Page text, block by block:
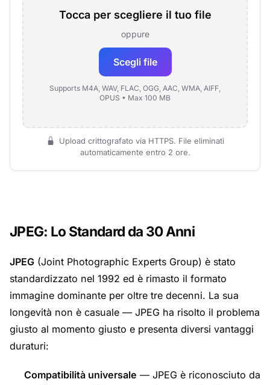
Tocca per scegliere il tuo file
oppure
Scegli file
Supports M4A, WAV, FLAC, OGG, AAC, WMA, AIFF,
OPUS • Max 100 MB
Upload crittografato via HTTPS. File eliminati
automaticamente entro 2 ore.
JPEG: Lo Standard da 30 Anni
JPEG (Joint Photographic Experts Group) è stato
standardizzato nel 1992 ed è rimasto il formato
immagine dominante per oltre tre decenni. La sua
longevità non è casuale — JPEG ha risolto il problema
giusto al momento giusto e presenta diversi vantaggi
duraturi:
Compatibilità universale — JPEG è riconosciuto da